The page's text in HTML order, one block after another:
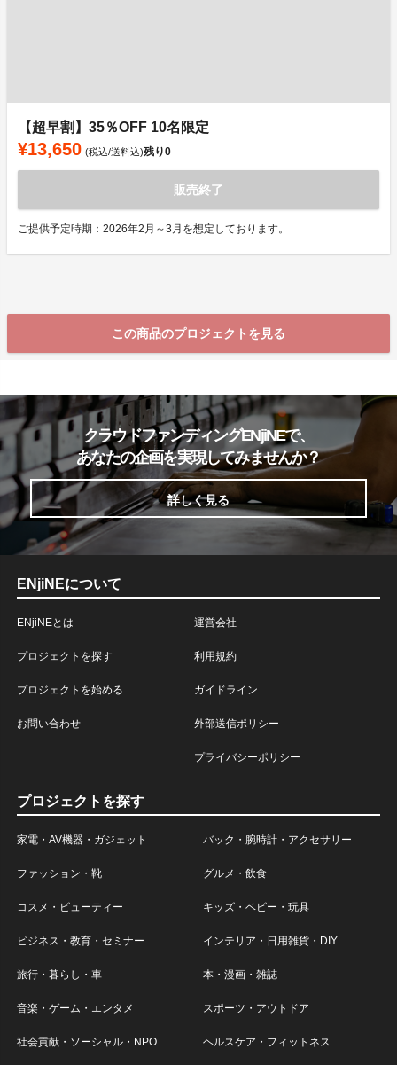
【超早割】35％OFF 10名限定
¥13,650 (税込/送料込)残り0
販売終了
ご提供予定時期：2026年2月～3月を想定しております。
この商品のプロジェクトを見る
クラウドファンディングENjiNEで、
あなたの企画を実現してみませんか？
詳しく見る
ENjiNEについて
ENjiNEとは
プロジェクトを探す
プロジェクトを始める
お問い合わせ
運営会社
利用規約
ガイドライン
外部送信ポリシー
プライバシーポリシー
プロジェクトを探す
家電・AV機器・ガジェット バック・腕時計・アクセサリー
ファッション・靴 グルメ・飲食
コスメ・ビューティー キッズ・ベビー・玩具
ビジネス・教育・セミナー インテリア・日用雑貨・DIY
旅行・暮らし・車 本・漫画・雑誌
音楽・ゲーム・エンタメ スポーツ・アウトドア
社会貢献・ソーシャル・NPO ヘルスケア・フィットネス